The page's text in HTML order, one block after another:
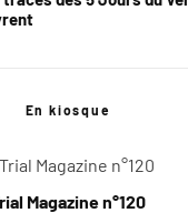
En kiosque
Magazine n°120